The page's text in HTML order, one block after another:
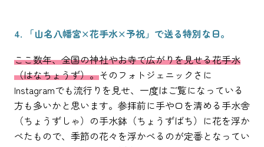
4. 「山名八幡宮×花手水×予祝」で送る特別な日。
ここ数年、全国の神社やお寺で広がりを見せる花手水
（はなちょうず）。そのフォトジェニックさに
Instagramでも流行りを見せ、一度はご覧になっている
方も多いかと思います。参拝前に手や口を清める手水舎
（ちょうずしゃ）の手水鉢（ちょうずばち）に花を浮か
べたもので、季節の花々を浮かべるのが定番となってい